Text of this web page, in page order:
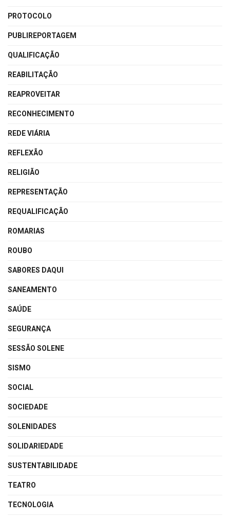
PROTOCOLO
PUBLIREPORTAGEM
QUALIFICAÇÃO
REABILITAÇÃO
REAPROVEITAR
RECONHECIMENTO
REDE VIÁRIA
REFLEXÃO
RELIGIÃO
REPRESENTAÇÃO
REQUALIFICAÇÃO
ROMARIAS
ROUBO
SABORES DAQUI
SANEAMENTO
SAÚDE
SEGURANÇA
SESSÃO SOLENE
SISMO
SOCIAL
SOCIEDADE
SOLENIDADES
SOLIDARIEDADE
SUSTENTABILIDADE
TEATRO
TECNOLOGIA